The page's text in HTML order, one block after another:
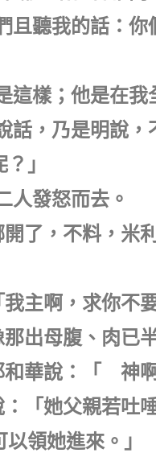
且聽我的話：
這樣；他是在我
話，乃是明說
」
人發怒而去。
了，不料，米
主啊，求你不
出母腹、肉已
華說：「 神啊
「她父親若吐
領她進來。」